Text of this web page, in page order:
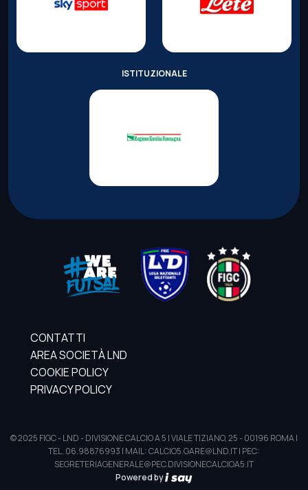
ISTITUZIONALE
CONTATTI
AREA SOCIETÀ LND
COOKIE POLICY
PRIVACY POLICY
© 2025 FIGC - LND - DIVISIONE CALCIO A 5 | VIALE TIZIANO, 25 - 00196 ROMA |
TEL. 06.98876993 | MAIL: CALCIO5.GARE@LND.IT | PEC:
SEGRETERIAGENERALE@PEC.DIVISIONECALCIOA5.IT
Powered by